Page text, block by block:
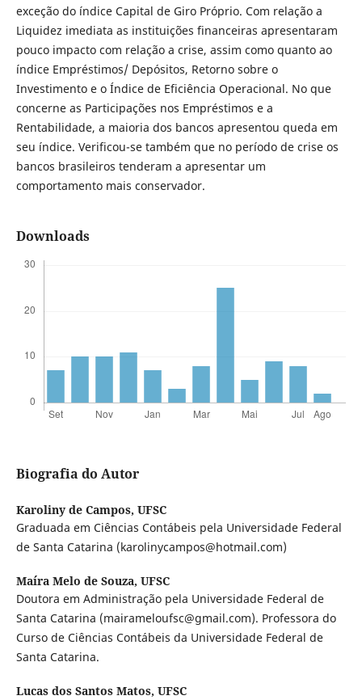
exceção do índice Capital de Giro Próprio. Com relação a
Liquidez imediata as instituições financeiras apresentaram
pouco impacto com relação a crise, assim como quanto ao
índice Empréstimos/ Depósitos, Retorno sobre o
Investimento e o Índice de Eficiência Operacional. No que
concerne as Participações nos Empréstimos e a
Rentabilidade, a maioria dos bancos apresentou queda em
seu índice. Verificou-se também que no período de crise os
bancos brasileiros tenderam a apresentar um
comportamento mais conservador.
Downloads
Biografia do Autor
Karoliny de Campos, UFSC
Graduada em Ciências Contábeis pela Universidade Federal
de Santa Catarina (karolinycampos@hotmail.com)
Maíra Melo de Souza, UFSC
Doutora em Administração pela Universidade Federal de
Santa Catarina (mairameloufsc@gmail.com). Professora do
Curso de Ciências Contábeis da Universidade Federal de
Santa Catarina.
Lucas dos Santos Matos, UFSC